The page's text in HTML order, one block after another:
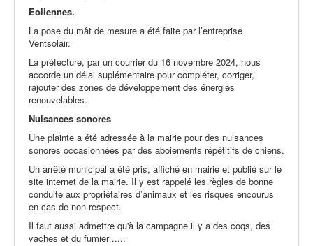
Eoliennes.
La pose du mât de mesure a été faite par l’entreprise
Ventsolair.
La préfecture, par un courrier du 16 novembre 2024, nous
accorde un délai suplémentaire pour compléter, corriger,
rajouter des zones de développement des énergies
renouvelables.
Nuisances sonores
Une plainte a été adressée à la mairie pour des nuisances
sonores occasionnées par des aboiements répétitifs de chiens.
Un arrêté municipal a été pris, affiché en mairie et publié sur le
site internet de la mairie. Il y est rappelé les règles de bonne
conduite aux propriétaires d’animaux et les risques encourus
en cas de non-respect.
Il faut aussi admettre qu'à la campagne il y a des coqs, des
vaches et du fumier .....